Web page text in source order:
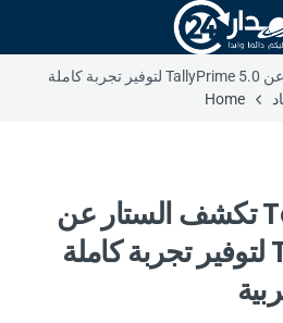
Tally Solutions تكشف الستار عن TallyPrime 5.0 لتوفير تجربة كاملة
Home
Tally Solutions تكشف الستار عن
TallyPrime 5.0 لتوفير تجربة كاملة